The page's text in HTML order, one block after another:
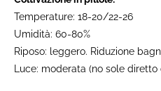
Temperature: 18-20/22-26
Umidità: 60-80%
Riposo: leggero. Riduzione
Luce: moderata (no sole